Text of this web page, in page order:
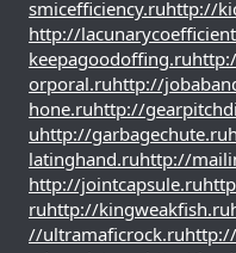
smicefficiency.ruhttp://
http://
keepagoodoffing.ru
orporal.ruhttp://
hone.ruhttp://
uhttp://garbagechute.ru
latinghand.ruhttp://
http://jointcapsule.ru
ruhttp://kingweakfish.ru
//ultramaficrock.ru